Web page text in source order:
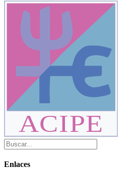
ACIPE
Enlaces